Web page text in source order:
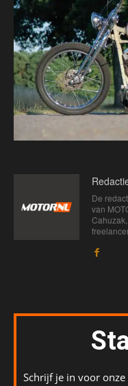
De
van
Schrijf je in voor